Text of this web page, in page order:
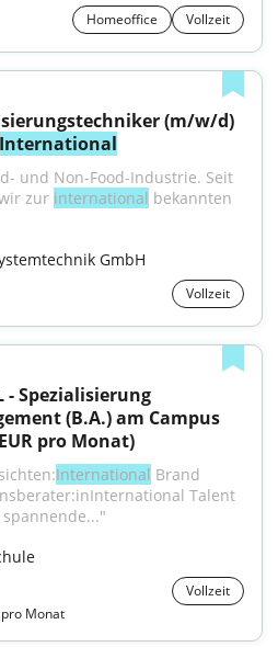
Homeoffice Vollzeit
(m/w/d)
International
und Non-Food-Industrie. Seit
zur international bekannten
GmbH
Vollzeit
(B.A.) am Campus
pro Monat)
International
Vollzeit
Monat